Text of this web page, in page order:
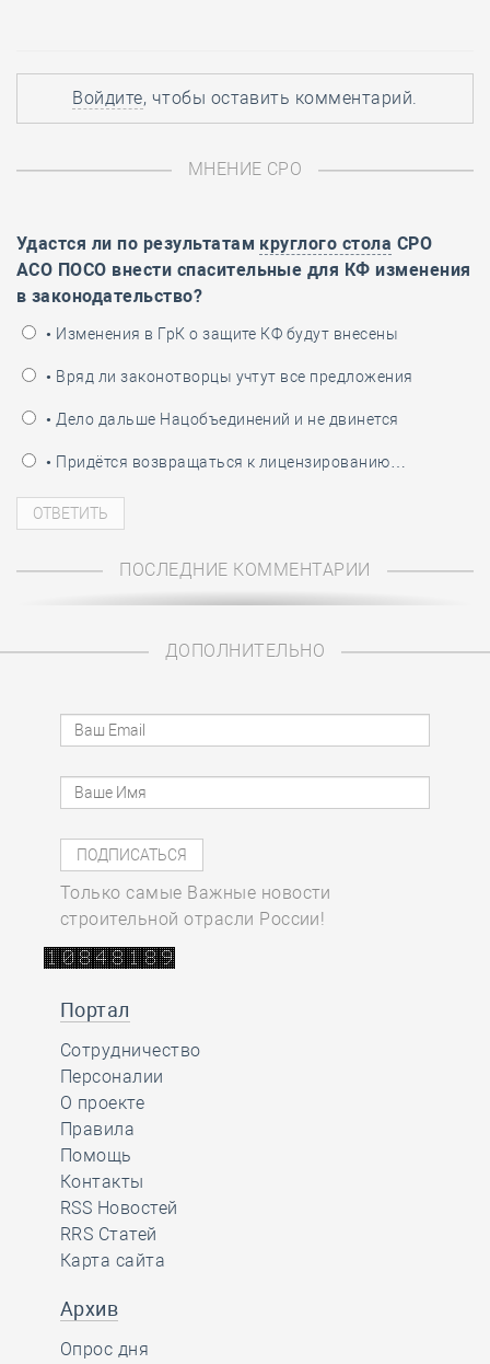
Войдите, чтобы оставить комментарий.
МНЕНИЕ СРО
Удастся ли по результатам круглого стола СРО
АСО ПОСО внести спасительные для КФ изменения
в законодательство?
• Изменения в ГрК о защите КФ будут внесены
• Вряд ли законотворцы учтут все предложения
• Дело дальше Нацобъединений и не двинется
• Придётся возвращаться к лицензированию…
ПОСЛЕДНИЕ КОММЕНТАРИИ
ДОПОЛНИТЕЛЬНО
Только самые Важные новости
строительной отрасли России!
Портал
Сотрудничество
Персоналии
О проекте
Правила
Помощь
Контакты
RSS Новостей
RRS Статей
Карта сайта
Архив
Опрос дня